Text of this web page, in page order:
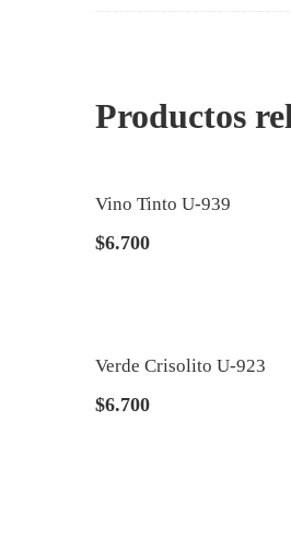
Productos
Vino Tinto U-939
$6.700
Verde Crisolito U-923
$6.700